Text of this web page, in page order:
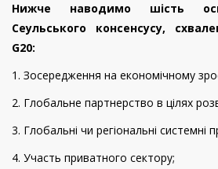
Нижче наводимо шість
Сеульського консенсусу,
G20:
1. Зосередження на економічному
2. Глобальне партнерство в цілях
3. Глобальні чи регіональні системні
4. Участь приватного сектору;